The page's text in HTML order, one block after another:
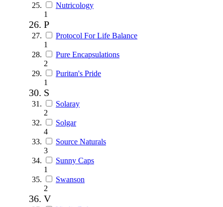
Nutricology
1
P
Protocol For Life Balance
1
Pure Encapsulations
2
Puritan's Pride
1
S
Solaray
2
Solgar
4
Source Naturals
3
Sunny Caps
1
Swanson
2
V